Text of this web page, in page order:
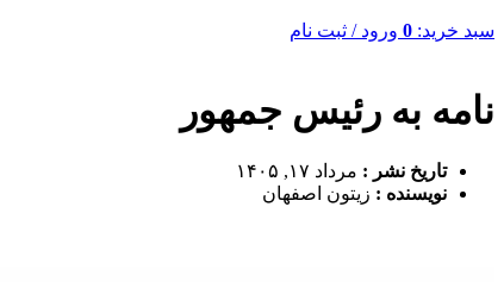
سبد خرید: 0 ورود / ثبت نام
نامه به رئیس جمهور
تاریخ نشر : مرداد ۱۷, ۱۴۰۵
نویسنده : زیتون اصفهان